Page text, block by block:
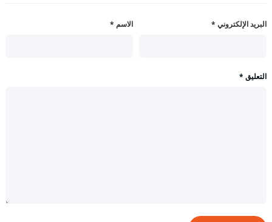
الاسم * البريد الإلكتروني *
التعليق *